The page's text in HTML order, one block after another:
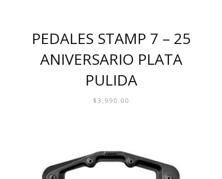
PEDALES STAMP 7 – 25
ANIVERSARIO PLATA
PULIDA
$3,990.00
MÚLTIPLES
VARIANTES.